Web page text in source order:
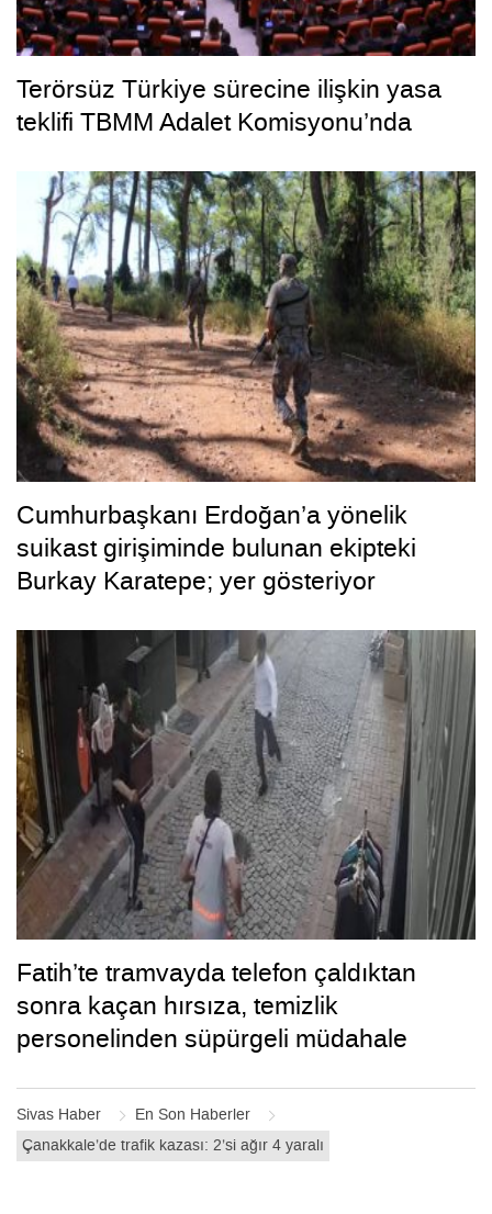
Sivas Haber
En Son Haberler
Çanakkale’de trafik kazası: 2’si ağır 4 yaralı
Terörsüz Türkiye sürecine ilişkin yasa
teklifi TBMM Adalet Komisyonu’nda
Cumhurbaşkanı Erdoğan’a yönelik
suikast girişiminde bulunan ekipteki
Burkay Karatepe; yer gösteriyor
Fatih’te tramvayda telefon çaldıktan
sonra kaçan hırsıza, temizlik
personelinden süpürgeli müdahale